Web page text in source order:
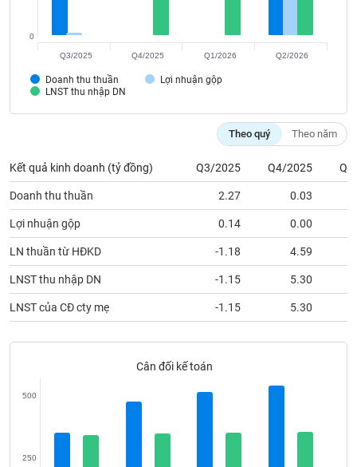
Doanh thu thuần
Lợi nhuận gộp
LNST thu nhập DN
0
Q3/2025 Q4/2025 Q1/2026 Q2/2026
Theo quý Theo năm
Kết quả kinh doanh (tỷ đồng) Q3/2025 Q4/2025
Doanh thu thuần 2.27 0.03
Lợi nhuận gộp 0.14 0.00
LN thuần từ HĐKD -1.18 4.59
LNST thu nhập DN -1.15 5.30
LNST của CĐ cty mẹ -1.15 5.30
Cân đối kế toán
250
500
tức
Bài
(-)
Báo
cáo
phân
tích
(-)
Thuật
ngữ
(-)
vụ